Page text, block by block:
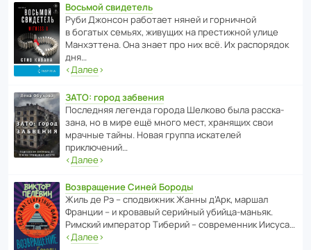
Восьмой свидетель
Руби Джонсон рабо­тает няней и горни­чной
в богатых семьях, живущих на прес­ти­жной улице
Манх­эт­тена. Она знает про них всё. Их распо­рядок
дня…
‹Далее›
ЗАТО: город забвения
После­дняя легенда города Шелково была расска­
зана, но в мире ещё много мест, хранящих свои
мрачные тайны. Новая группа иска­телей
приключений…
‹Далее›
Возвращение Синей Бороды
Жиль де Рэ – спод­ви­жник Жанны д’Арк, маршал
Франции – и кровавый серийный убийца-маньяк.
Римский импе­ратор Тиберий – совре­менник Иисуса…
‹Далее›